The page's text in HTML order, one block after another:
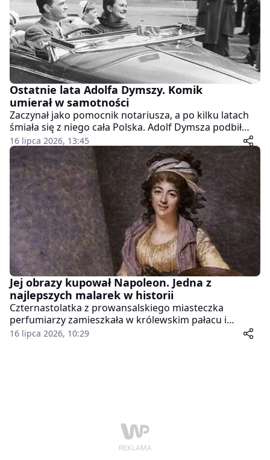
Ostatnie lata Adolfa Dymszy. Komik
umierał w samotności
Zaczynał jako pomocnik notariusza, a po kilku latach
śmiała się z niego cała Polska. Adolf Dymsza podbił
przedwojenną scenę i kino, lecz po 1945 roku zapłacił
wysoką cenę za występy w jawnych teatrach podczas
okupacji.
16 lipca 2026, 13:45
Jej obrazy kupował Napoleon. Jedna z
najlepszych malarek w historii
Czternastolatka z prowansalskiego miasteczka
perfumiarzy zamieszkała w królewskim pałacu i
została uczennicą własnego szwagra. Pięćdziesiąt lat
16 lipca 2026, 10:29